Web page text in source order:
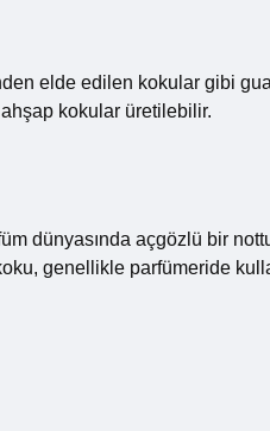
elde edilen kokular gibi
kokular üretilebilir.
dünyasında açgözlü bir
genellikle parfümeride